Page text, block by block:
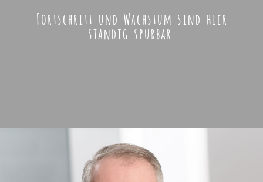
Fortschritt und Wachstum sind hier
ständig spürbar.